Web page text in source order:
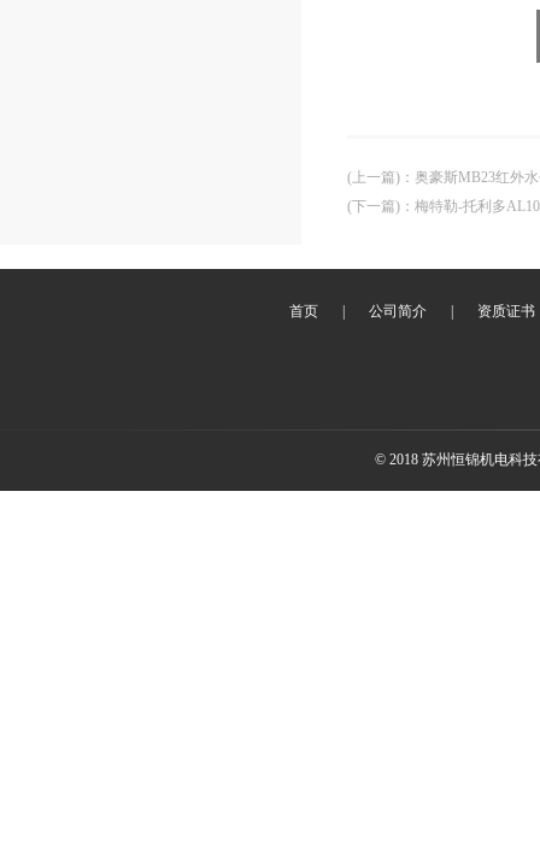
(上一篇) ： 奥豪斯MB23红外
(下一篇) ： 梅特勒-托利多
首页 公司简介 资质证书
© 2018 苏州恒锦机电科